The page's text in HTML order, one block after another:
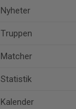
Nyheter
Truppen
Matcher
Statistik
Kalender